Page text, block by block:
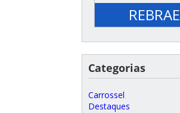
REBRAE
Categorias
Carrossel
Destaques